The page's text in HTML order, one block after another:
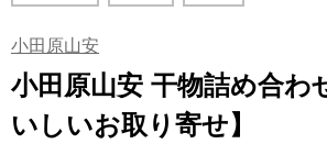
小田原山安
小田原山安 干物詰め合わ
いしいお取り寄せ】